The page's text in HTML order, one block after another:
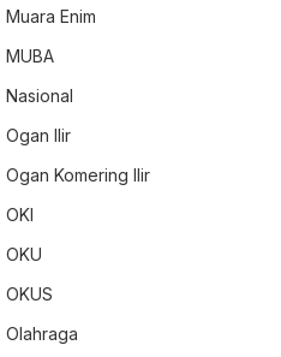
Muara Enim
MUBA
Nasional
Ogan Ilir
Ogan Komering Ilir
OKI
OKU
OKUS
Olahraga